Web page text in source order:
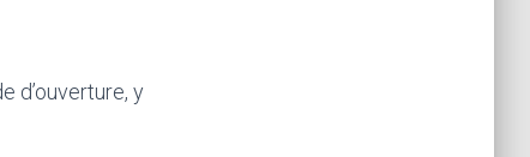
d’ouverture, y